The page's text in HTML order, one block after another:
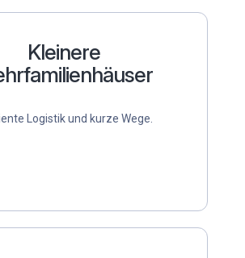
Kleinere
Logistik und kurze Wege.